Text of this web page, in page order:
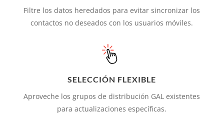
Filtre los datos heredados para evitar sincronizar los
contactos no deseados con los usuarios móviles.
SELECCIÓN FLEXIBLE
Aproveche los grupos de distribución GAL existentes
para actualizaciones específicas.